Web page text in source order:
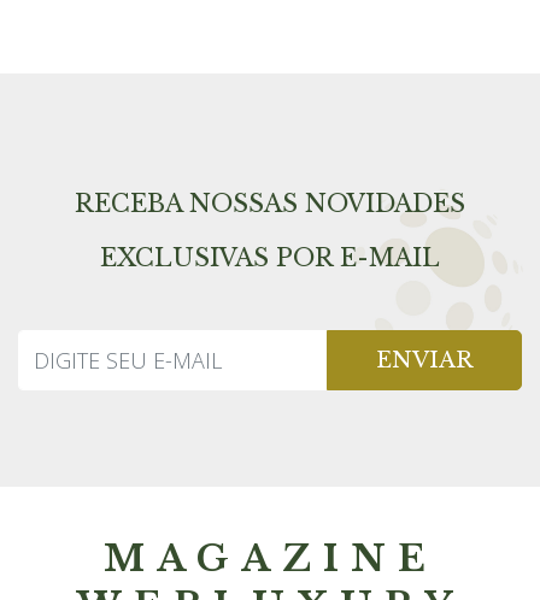
RECEBA NOSSAS NOVIDADES
EXCLUSIVAS POR E-MAIL
ENVIAR
MAGAZINE